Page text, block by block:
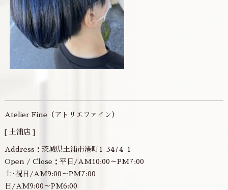
Atelier Fine（アトリエファイン）
[ 土浦店 ]
Address：茨城県土浦市港町1-3474-1
Open / Close：平日/AM10:00～PM7:00
土･祝日/AM9:00～PM7:00
日/AM9:00～PM6:00